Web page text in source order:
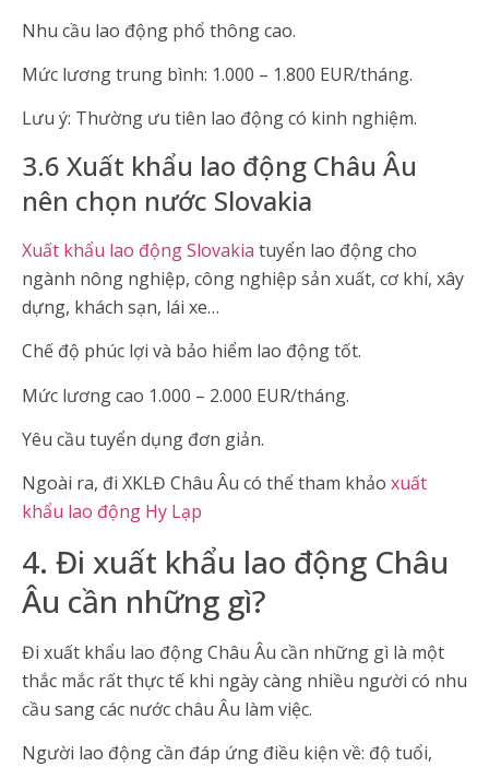
Nhu cầu lao động phổ thông cao.
Mức lương trung bình: 1.000 – 1.800 EUR/tháng.
Lưu ý: Thường ưu tiên lao động có kinh nghiệm.
3.6 Xuất khẩu lao động Châu Âu
nên chọn nước Slovakia
Xuất khẩu lao động Slovakia tuyển lao động cho
ngành nông nghiệp, công nghiệp sản xuất, cơ khí, xây
dựng, khách sạn, lái xe…
Chế độ phúc lợi và bảo hiểm lao động tốt.
Mức lương cao 1.000 – 2.000 EUR/tháng.
Yêu cầu tuyển dụng đơn giản.
Ngoài ra, đi XKLĐ Châu Âu có thể tham khảo xuất
khẩu lao động Hy Lạp
4. Đi xuất khẩu lao động Châu
Âu cần những gì?
Đi xuất khẩu lao động Châu Âu cần những gì là một
thắc mắc rất thực tế khi ngày càng nhiều người có nhu
cầu sang các nước châu Âu làm việc.
Người lao động cần đáp ứng điều kiện về: độ tuổi,